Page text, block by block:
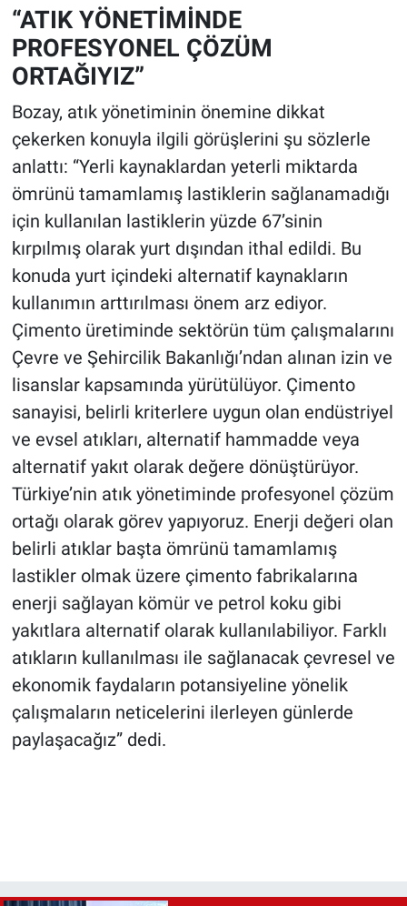
“ATIK YÖNETİMİNDE
PROFESYONEL ÇÖZÜM
ORTAĞIYIZ”
Bozay, atık yönetiminin önemine dikkat
çekerken konuyla ilgili görüşlerini şu sözlerle
anlattı: “Yerli kaynaklardan yeterli miktarda
ömrünü tamamlamış lastiklerin sağlanamadığı
için kullanılan lastiklerin yüzde 67’sinin
kırpılmış olarak yurt dışından ithal edildi. Bu
konuda yurt içindeki alternatif kaynakların
kullanımın arttırılması önem arz ediyor.
Çimento üretiminde sektörün tüm çalışmalarını
Çevre ve Şehircilik Bakanlığı’ndan alınan izin ve
lisanslar kapsamında yürütülüyor. Çimento
sanayisi, belirli kriterlere uygun olan endüstriyel
ve evsel atıkları, alternatif hammadde veya
alternatif yakıt olarak değere dönüştürüyor.
Türkiye’nin atık yönetiminde profesyonel çözüm
ortağı olarak görev yapıyoruz. Enerji değeri olan
belirli atıklar başta ömrünü tamamlamış
lastikler olmak üzere çimento fabrikalarına
enerji sağlayan kömür ve petrol koku gibi
yakıtlara alternatif olarak kullanılabiliyor. Farklı
atıkların kullanılması ile sağlanacak çevresel ve
ekonomik faydaların potansiyeline yönelik
çalışmaların neticelerini ilerleyen günlerde
paylaşacağız” dedi.